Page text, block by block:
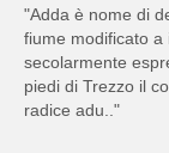
"Adda è nome di
fiume modificato a
secolarmente
piedi di Trezzo il
radice adu.."